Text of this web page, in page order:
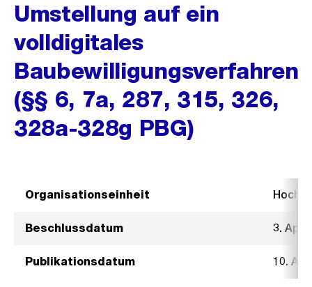
Umstellung auf ein
volldigitales
Baubewilligungsverfahren
(§§ 6, 7a, 287, 315, 326,
328a-328g PBG)
Organisationseinheit
Beschlussdatum 3. April
Publikationsdatum 10.